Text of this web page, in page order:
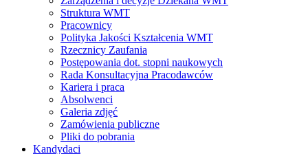
Struktura WMT
Pracownicy
Polityka Jakości Kształcenia WMT
Rzecznicy Zaufania
Postępowania dot. stopni naukowych
Rada Konsultacyjna Pracodawców
Kariera i praca
Absolwenci
Galeria zdjęć
Zamówienia publiczne
Pliki do pobrania
Kandydaci